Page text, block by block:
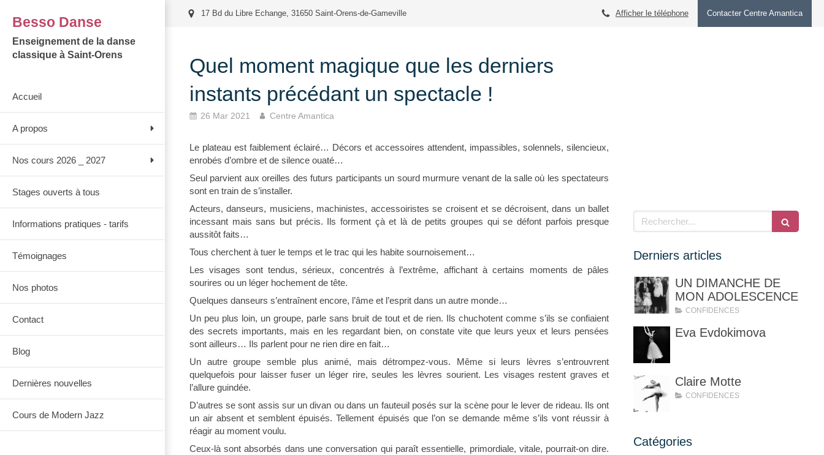
Besso Danse
Enseignement de la danse
classique à Saint-Orens
Accueil
A propos
Nos cours 2026 _ 2027
Stages ouverts à tous
Informations pratiques - tarifs
Témoignages
Nos photos
Contact
Blog
Dernières nouvelles
Cours de Modern Jazz
17 Bd du Libre Echange, 31650 Saint-Orens-de-Gameville Contacter Centre Amantica
Afficher le téléphone
Quel moment magique que les derniers
instants précédant un spectacle !
26 Mar 2021 Centre Amantica
Le plateau est faiblement éclairé… Décors et accessoires attendent, impassibles, solennels, silencieux,
enrobés d’ombre et de silence ouaté…
Seul parvient aux oreilles des futurs participants un sourd murmure venant de la salle où les spectateurs
sont en train de s’installer.
Acteurs, danseurs, musiciens, machinistes, accessoiristes se croisent et se décroisent, dans un ballet
incessant mais sans but précis. Ils forment çà et là de petits groupes qui se défont parfois presque
aussitôt faits…
Tous cherchent à tuer le temps et le trac qui les habite sournoisement…
Les visages sont tendus, sérieux, concentrés à l’extrême, affichant à certains moments de pâles
sourires ou un léger hochement de tête.
Quelques danseurs s’entraînent encore, l’âme et l’esprit dans un autre monde…
Un peu plus loin, un groupe, parle sans bruit de tout et de rien. Ils chuchotent comme s’ils se confiaient
des secrets importants, mais en les regardant bien, on constate vite que leurs yeux et leurs pensées
sont ailleurs… Ils parlent pour ne rien dire en fait…
Un autre groupe semble plus animé, mais détrompez-vous. Même si leurs lèvres s’entrouvrent
quelquefois pour laisser fuser un léger rire, seules les lèvres sourient. Les visages restent graves et
l’allure guindée.
D’autres se sont assis sur un divan ou dans un fauteuil posés sur la scène pour le lever de rideau. Ils ont
un air absent et semblent épuisés. Tellement épuisés que l’on se demande même s’ils vont réussir à
réagir au moment voulu.
Ceux-là sont absorbés dans une conversation qui paraît essentielle, primordiale, vitale, pourrait-on dire.
Rechercher
Derniers articles
UN DIMANCHE DE
MON ADOLESCENCE
CONFIDENCES
Eva Evdokimova
Claire Motte
CONFIDENCES
Catégories